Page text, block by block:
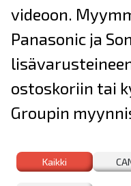
videoon.
Panasonic ja
ostoskoriin tai
Groupin
Kaikki